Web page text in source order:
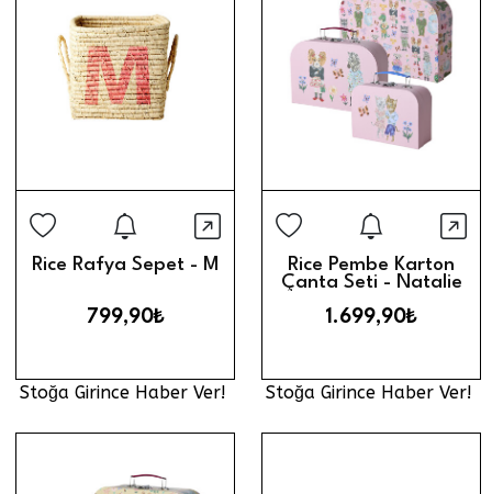
Stoğa Girince Haber Ver
Hızlı Görünüm
Rice Rafya Sepet - M
799,90₺
Stoğa Girince Haber Ver!
Stoğa
Rice Pembe Karton
Çanta Seti - Natalie
1.699,90₺
Stoğa Girince Haber Ver!